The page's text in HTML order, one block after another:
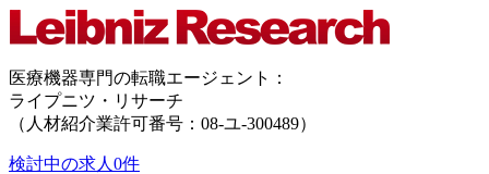
医療機器専門の転職エージェント：
ライプニツ・リサーチ
（人材紹介業許可番号：08-ユ-300489）
検討中の求人 0件